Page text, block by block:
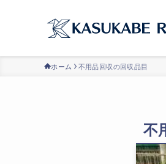
ホーム 不用品回収の回収品目
不